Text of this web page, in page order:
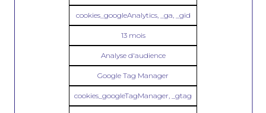
cookies_googleAnalytics, _ga, _gid
13 mois
Analyse d'audience
Google Tag Manager
cookies_googleTagManager, _gtag